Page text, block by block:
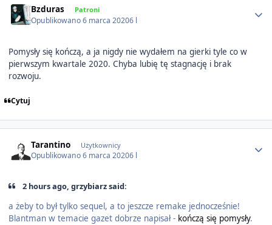
Bzduras Patroni
Opublikowano6 marca 20206 l
Pomysły się kończą, a ja nigdy nie wydałem na gierki tyle co w
pierwszym kwartale 2020. Chyba lubię tę stagnację i brak
rozwoju.
Cytuj
Tarantino Użytkownicy
Opublikowano6 marca 20206 l
2 hours ago, grzybiarz said:
a żeby to był tylko sequel, a to jeszcze remake jednocześnie!
Blantman w temacie gazet dobrze napisał -kończą się pomysły.